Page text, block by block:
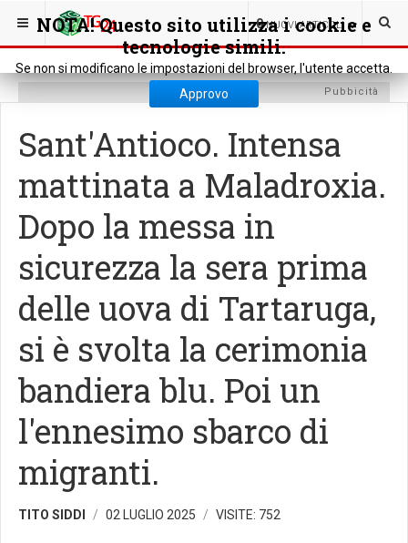
NOTA! Questo sito utilizza i cookie e
tecnologie simili.
Se non si modificano le impostazioni del browser, l'utente accetta.
Approvo
0 NUOVI ARTICOLI
SEI QUI: CRONACA CRONACA LOCALE
Pubbicità
Sant'Antioco. Intensa
mattinata a Maladroxia.
Dopo la messa in
sicurezza la sera prima
delle uova di Tartaruga,
si è svolta la cerimonia
bandiera blu. Poi un
l'ennesimo sbarco di
migranti.
TITO SIDDI 02 LUGLIO 2025 VISITE: 752